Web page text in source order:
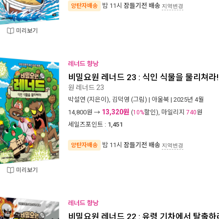
미리보기
양탄자배송 밤 11시 잠들기전 배송 지역변경
미리보기
레너드 향낭
비밀요원 레너드 23 : 식인 식물을 물리쳐라!
원 레너드 23
박설연 (지은이), 김덕영 (그림) | 아울북 | 2025년 4월
14,800원 → 13,320원 (10%할인), 마일리지 740원
세일즈포인트 : 1,451
양탄자배송 밤 11시 잠들기전 배송 지역변경
레너드 향낭
비밀요원 레너드 22 : 유령 기차에서 탈출하